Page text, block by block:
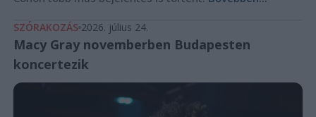
SZÓRAKOZÁS 2026. július 24.
Macy Gray novemberben Budapesten
koncertezik